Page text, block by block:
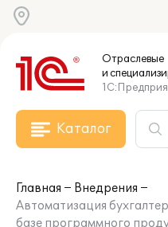
Отраслевые
и
Каталог
Главная
Внедрения
Автоматизация
базе программного